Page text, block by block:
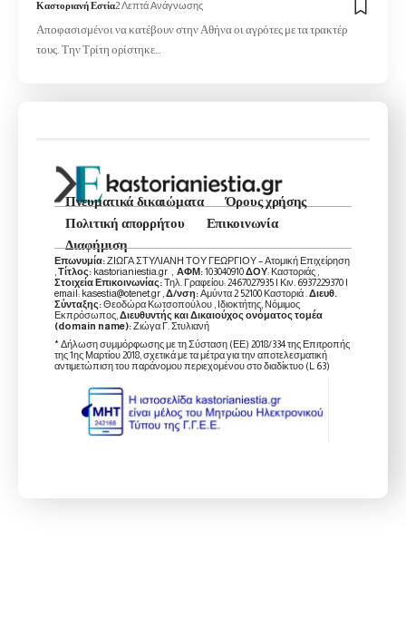
Καστοριανή Εστία2 Λεπτά Ανάγνωσης
Αποφασισμένοι να κατέβουν στην Αθήνα οι αγρότες με τα τρακτέρ
τους. Την Τρίτη ορίστηκε…
Πνευματικά δικαιώματα
Όρους χρήσης
Πολιτική απορρήτου
Επικοινωνία
Διαφήμιση
Επωνυμία:ΖΙΩΓΑ ΣΤΥΛΙΑΝΗ ΤΟΥ ΓΕΩΡΓΙΟΥ – Ατομική Επιχείρηση
,Τίτλος: kastorianiestia.gr , ΑΦΜ:103040910ΔΟΥ: Καστοριάς ,
Στοιχεία Επικοινωνίας:Τηλ. Γραφείου: 2467027935 | Κιν. 6937229370 |
email: kasestia@otenet.gr ,Δ/νση:Αμύντα 2 52100 Καστοριά .Διευθ.
Σύνταξης:Θεοδώρα Κωτσοπούλου , Ιδιοκτήτης, Νόμιμος
Εκπρόσωπος,Διευθυντής και Δικαιούχος ονόματος τομέα
(domain name):Ζιώγα Γ. Στυλιανή
* Δήλωση συμμόρφωσης με τη Σύσταση (ΕΕ) 2018/334 της Επιτροπής
της 1ης Μαρτίου 2018, σχετικά με τα μέτρα για την αποτελεσματική
αντιμετώπιση του παράνομου περιεχομένου στο διαδίκτυο (L 63)